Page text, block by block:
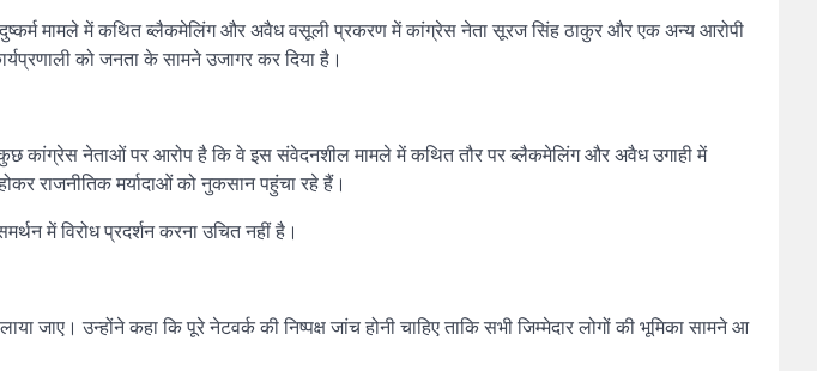
से दुष्कर्म मामले में कथित ब्लैकमेलिंग और अवैध वसूली प्रकरण में कांग्रेस नेता सूरज सिंह ठाकुर और एक अन्य आरोपी
को जनता के सामने उजागर कर दिया है।
कांग्रेस नेताओं पर आरोप है कि वे इस संवेदनशील मामले में कथित तौर पर ब्लैकमेलिंग और अवैध उगाही में
राजनीतिक मर्यादाओं को नुकसान पहुंचा रहे हैं।
में विरोध प्रदर्शन करना उचित नहीं है।
जाए। उन्होंने कहा कि पूरे नेटवर्क की निष्पक्ष जांच होनी चाहिए ताकि सभी जिम्मेदार लोगों की भूमिका सामने आ